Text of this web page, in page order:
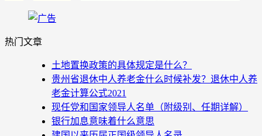
热门文章
土地置换政策的具体规定是什么？
贵州省退休中人养老金什么时候补发？退休中人养
老金计算公式2021
现任党和国家领导人名单（附级别、任期详解）
银行加息意味着什么意思